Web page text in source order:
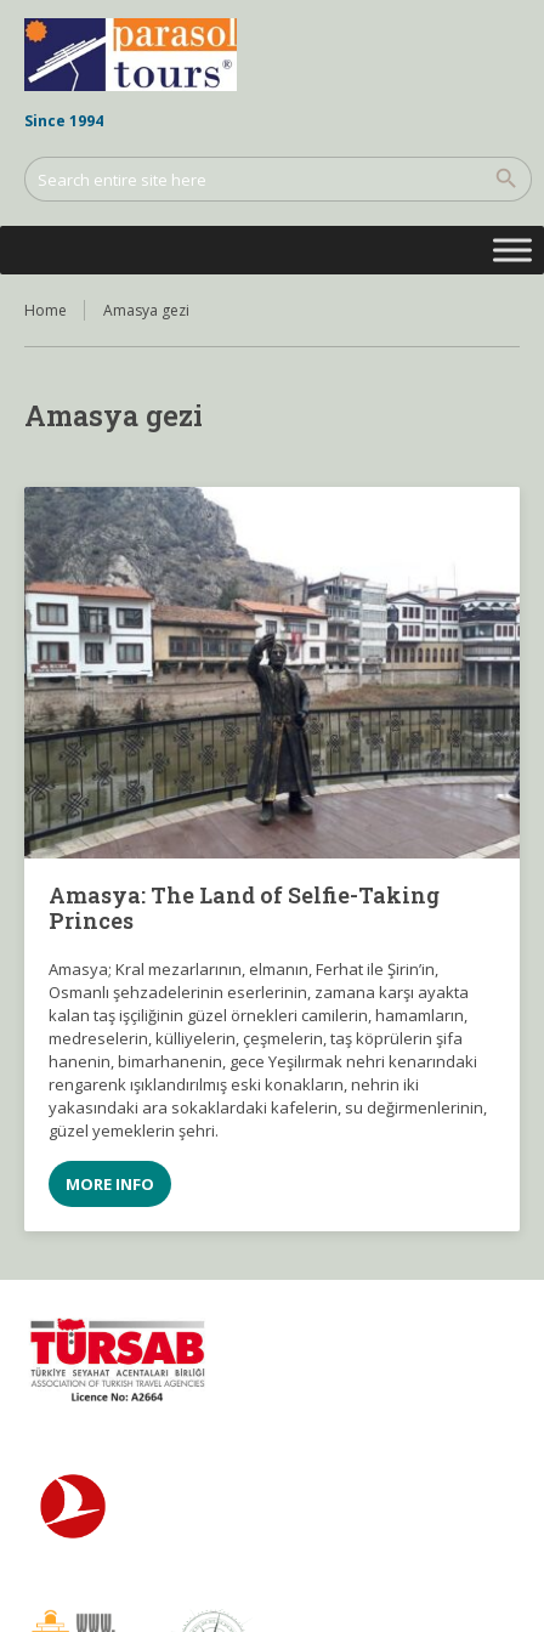
Since 1994
Home Amasya gezi
Amasya gezi
Amasya: The Land of Selfie-Taking
Princes
Amasya; Kral mezarlarının, elmanın, Ferhat ile Şirin’in,
Osmanlı şehzadelerinin eserlerinin, zamana karşı ayakta
kalan taş işçiliğinin güzel örnekleri camilerin, hamamların,
medreselerin, külliyelerin, çeşmelerin, taş köprülerin şifa
hanenin, bimarhanenin, gece Yeşilırmak nehri kenarındaki
rengarenk ışıklandırılmış eski konakların, nehrin iki
yakasındaki ara sokaklardaki kafelerin, su değirmenlerinin,
güzel yemeklerin şehri.
MORE INFO